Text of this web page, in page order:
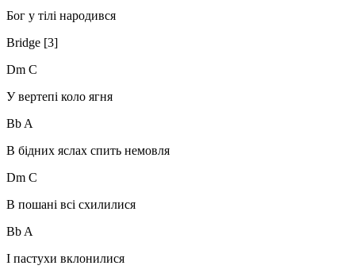
Бог у тілі народився
Bridge [3]
Dm C
У вертепі коло ягня
Bb A
В бідних яслах спить немовля
Dm C
В пошані всі схилилися
Bb A
І пастухи вклонилися